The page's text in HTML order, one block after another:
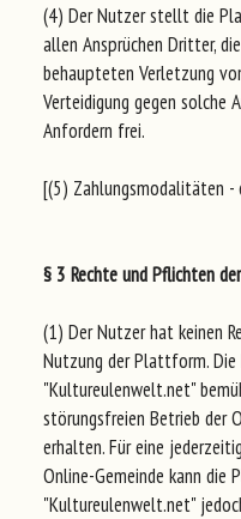
(4) Der Nutzer stellt die
allen Ansprüchen Dritter,
behaupteten Verletzung
Verteidigung gegen solche
Anfordern frei.
[(5)
§ 3 Rechte und Pflichten
(1) Der Nutzer hat keinen
Nutzung der Plattform.
"Kultureulenwelt.net"
störungsfreien Betrieb der
erhalten. Für eine
Online-Gemeinde kann die
"Kultureulenwelt.net"